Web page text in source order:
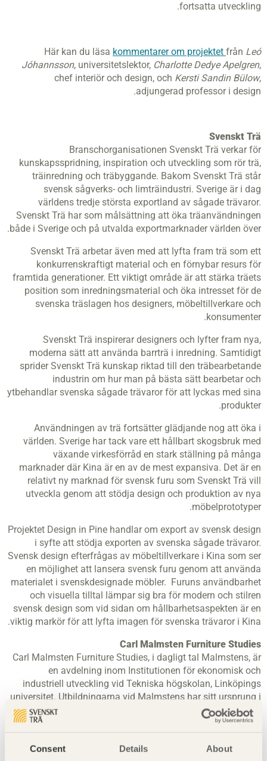
Consent Details About
fortsatta utveckling.
Här kan du läsa kommentarer om projektet från Leó
Jóhannsson, universitetslektor, Charlotte Dedye Apelgren,
chef interiör och design, och Kersti Sandin Bülow,
adjungerad professor i design.
Svenskt Trä
Branschorganisationen Svenskt Trä verkar för
kunskapsspridning, inspiration och utveckling som rör trä,
träinredning och träbyggande. Bakom Svenskt Trä står
svensk sågverks- och limträindustri. Sverige är i dag
världens tredje största exportland av sågade trävaror.
Svenskt Trä har som målsättning att öka träanvändningen
både i Sverige och på utvalda exportmarknader världen över.
Svenskt Trä arbetar även med att lyfta fram trä som ett
konkurrenskraftigt material och en förnybar resurs för
framtida generationer. Ett viktigt område är att stärka träets
position som inredningsmaterial och öka intresset för de
svenska träslagen hos designers, möbeltillverkare och
konsumenter.
Svenskt Trä inspirerar designers och lyfter fram nya,
moderna sätt att använda barrträ i inredning. Samtidigt
sprider Svenskt Trä kunskap riktad till den träbearbetande
industrin om hur man på bästa sätt bearbetar och
ytbehandlar svenska sågade trävaror för att lyckas med sina
produkter.
Användningen av trä fortsätter glädjande nog att öka i
världen. Sverige har tack vare ett hållbart skogsbruk med
växande virkesförråd en stark ställning på många
marknader där Kina är en av de mest expansiva. Det är en
relativt ny marknad för svensk furu som Svenskt Trä vill
utveckla genom att stödja design och produktion av nya
möbelprototyper.
Projektet Design in Pine handlar om export av svensk design
i syfte att stödja exporten av svenska sågade trävaror.
Svensk design efterfrågas av möbeltillverkare i Kina som ser
en möjlighet att lansera svensk furu genom att använda
materialet i svenskdesignade möbler. Furuns användbarhet
och visuella tilltal lämpar sig bra för modern och stilren
svensk design som vid sidan om hållbarhetsaspekten är en
viktig markör för att lyfta imagen för svenska trävaror i Kina.
Carl Malmsten Furniture Studies
Carl Malmsten Furniture Studies, i dagligt tal Malmstens, är
en avdelning inom Institutionen för ekonomisk och
industriell utveckling vid Tekniska högskolan, Linköpings
universitet. Utbildningarna vid Malmstens har sitt ursprung i
den så kallade Olofskolan som den svenske formgivaren
och pedagogen Carl Malmsten startade 1930.
Skolan har sedan haft olika namn genom åren och tillhör